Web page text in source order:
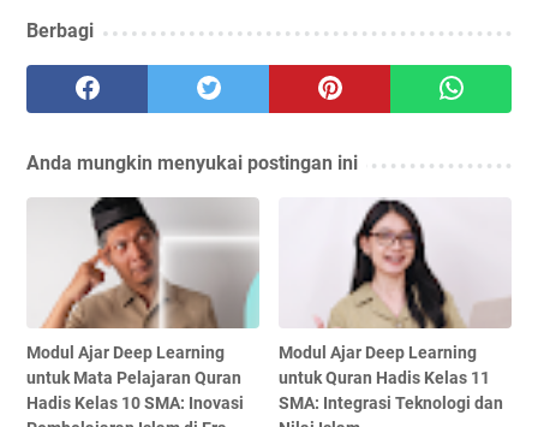
Berbagi
Anda mungkin menyukai postingan ini
Modul Ajar Deep Learning
untuk Mata Pelajaran Quran
Hadis Kelas 10 SMA: Inovasi
Modul Ajar Deep Learning
untuk Quran Hadis Kelas 11
SMA: Integrasi Teknologi dan